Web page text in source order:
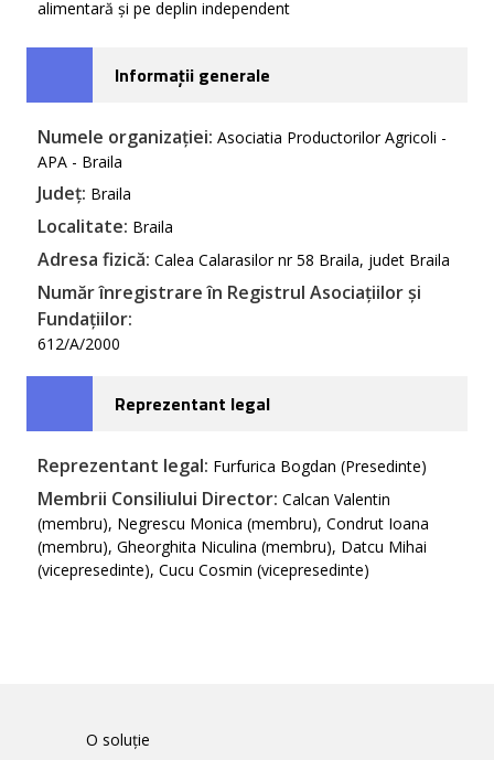
alimentară și pe deplin independent
Informații generale
Numele organizației: Asociatia Productorilor Agricoli -
APA - Braila
Județ: Braila
Localitate: Braila
Adresa fizică: Calea Calarasilor nr 58 Braila, judet Braila
Număr înregistrare în Registrul Asociațiilor și
Fundațiilor:
612/A/2000
Reprezentant legal
Reprezentant legal: Furfurica Bogdan (Presedinte)
Membrii Consiliului Director: Calcan Valentin
(membru), Negrescu Monica (membru), Condrut Ioana
(membru), Gheorghita Niculina (membru), Datcu Mihai
(vicepresedinte), Cucu Cosmin (vicepresedinte)
O soluție